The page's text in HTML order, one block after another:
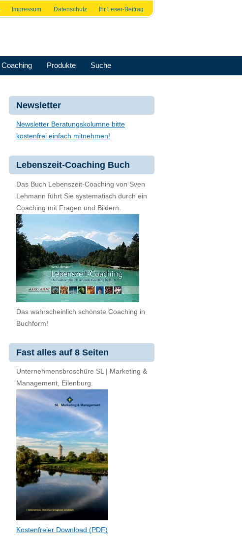
Impressum Datenschutz Ihr Leser-Beitrag
Coaching Produkte Suche
Newsletter
Newsletter Beratungskolumne bitte
kostenfrei einfach mitnehmen!
Lebenszeit-Coaching Buch
Das Buch Lebenszeit-Coaching von Sven
Lehmann führt Sie systematisch durch ein
Coaching mit Fragen und Bildern.
Das wahrscheinlich schönste Coaching in
Buchform!
Fast alles auf 8 Seiten
Unternehmensbroschüre SL | Marketing &
Management, Eilenburg.
Kostenfreier Download (PDF)